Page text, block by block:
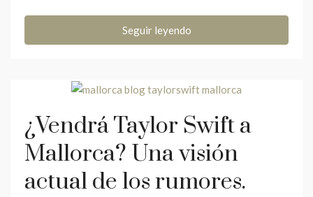
Seguir leyendo
¿Vendrá Taylor Swift a
Mallorca? Una visión
actual de los rumores.